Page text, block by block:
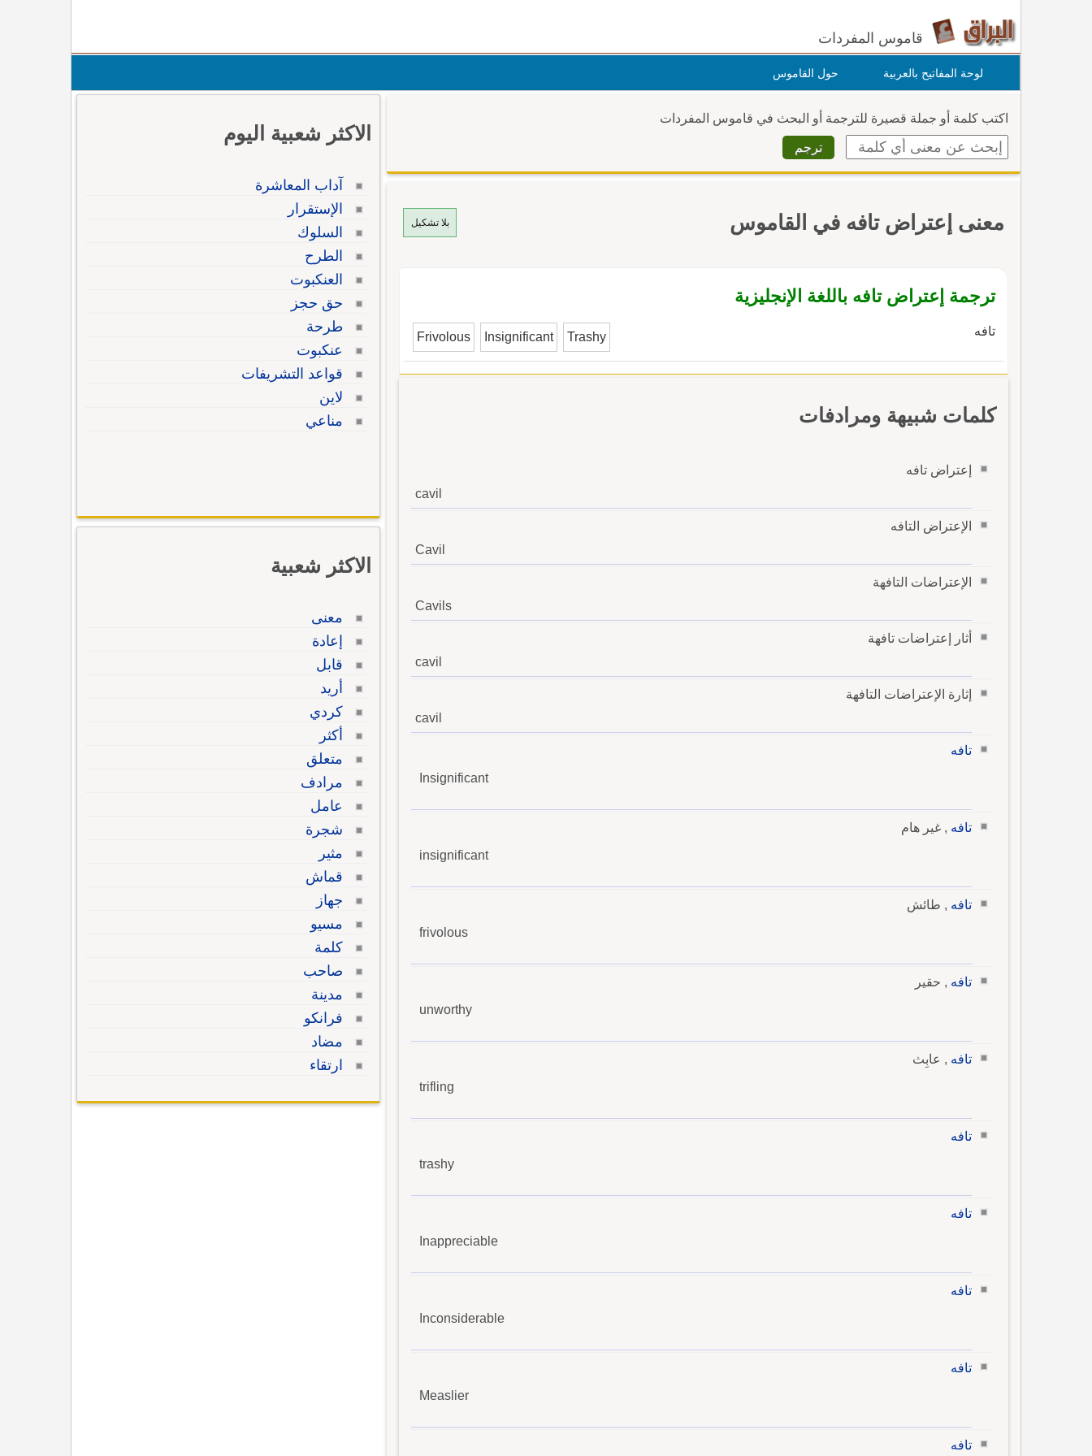
قاموس المفردات
لوحة المفاتيح بالعربية حول القاموس
اكتب كلمة أو جملة قصيرة للترجمة أو البحث في قاموس المفردات
بلا تشكيل معنى إعتراض تافه في القاموس
ترجمة إعتراض تافه باللغة الإنجليزية
تافه Frivolous Insignificant Trashy
كلمات شبيهة ومرادفات
إعتراض تافه
cavil
الإعتراض التافه
Cavil
الإعتراضات التافهة
Cavils
أثار إعتراضات تافهة
cavil
إثارة الإعتراضات التافهة
cavil
تافه
Insignificant
تافه , غير هام
insignificant
تافه , طائش
frivolous
تافه , حقير
unworthy
تافه , عابِث
trifling
تافه
trashy
تافه
Inappreciable
تافه
Inconsiderable
تافه
Measlier
تافه
الاكثر شعبية اليوم
آداب المعاشرة
الإستقرار
السلوك
الطرح
العنكبوت
حق حجز
طرحة
عنكبوت
قواعد التشريفات
لاين
مناعي
الاكثر شعبية
معنى
إعادة
قابل
أريد
كردي
أكثر
متعلق
مرادف
عامل
شجرة
مثير
قماش
جهاز
مسيو
كلمة
صاحب
مدينة
فرانكو
مضاد
ارتقاء